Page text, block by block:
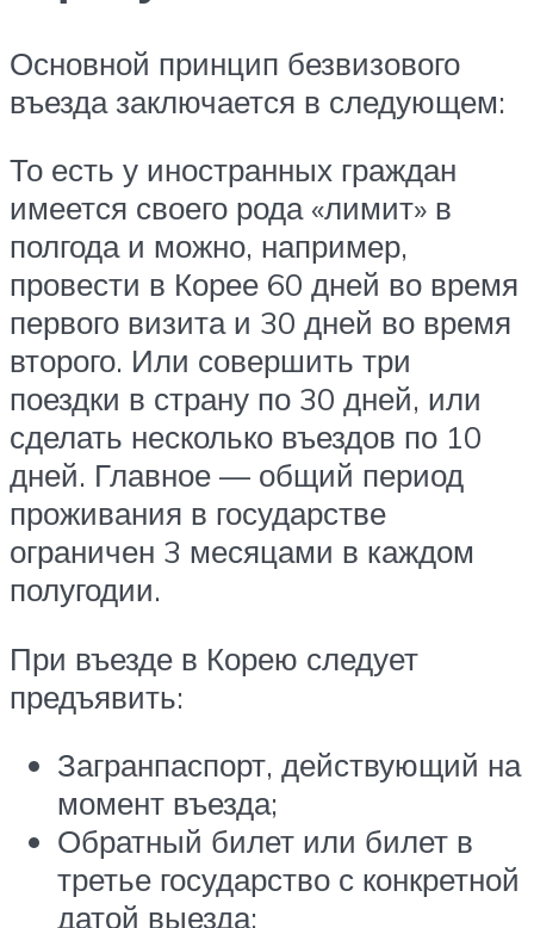
Основной принцип безвизового
въезда заключается в следующем:
То есть у иностранных граждан
имеется своего рода «лимит» в
полгода и можно, например,
провести в Корее 60 дней во время
первого визита и 30 дней во время
второго. Или совершить три
поездки в страну по 30 дней, или
сделать несколько въездов по 10
дней. Главное — общий период
проживания в государстве
ограничен 3 месяцами в каждом
полугодии.
При въезде в Корею следует
предъявить:
Загранпаспорт, действующий на
момент въезда;
Обратный билет или билет в
третье государство с конкретной
датой выезда;